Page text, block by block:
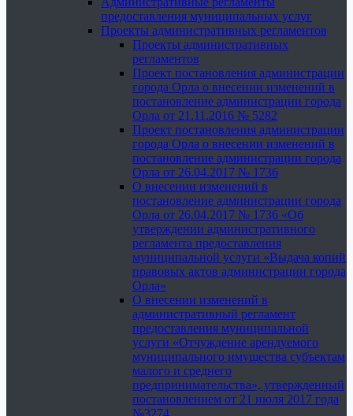
предоставления муниципальных услуг
Проекты административных регламентов
Проекты административных
регламентов
Проект постановления администрации
города Орла о внесении изменений в
постановление администрации города
Орла от 21.11.2016 № 5282
Проект постановления администрации
города Орла о внесении изменений в
постановление администрации города
Орла от 26.04.2017 № 1736
О внесении изменений в
постановление администрации города
Орла от 26.04.2017 № 1736 «Об
утверждении административного
регламента предоставления
муниципальной услуги «Выдача копий
правовых актов администрации города
Орла»
О внесении изменений в
административный регламент
предоставления муниципальной
услуги «Отчуждение арендуемого
муниципального имущества субъектам
малого и среднего
предпринимательства», утвержденный
постановлением от 21 июля 2017 года
№3274